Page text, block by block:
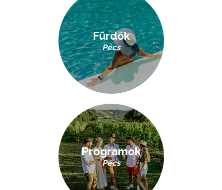
Fürdők
Pécs
Programok
Pécs